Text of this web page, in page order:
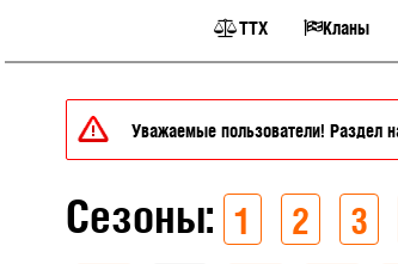
ТТХ Кланы
Уважаемые пользователи! Раздел
Сезоны: 1 2 3